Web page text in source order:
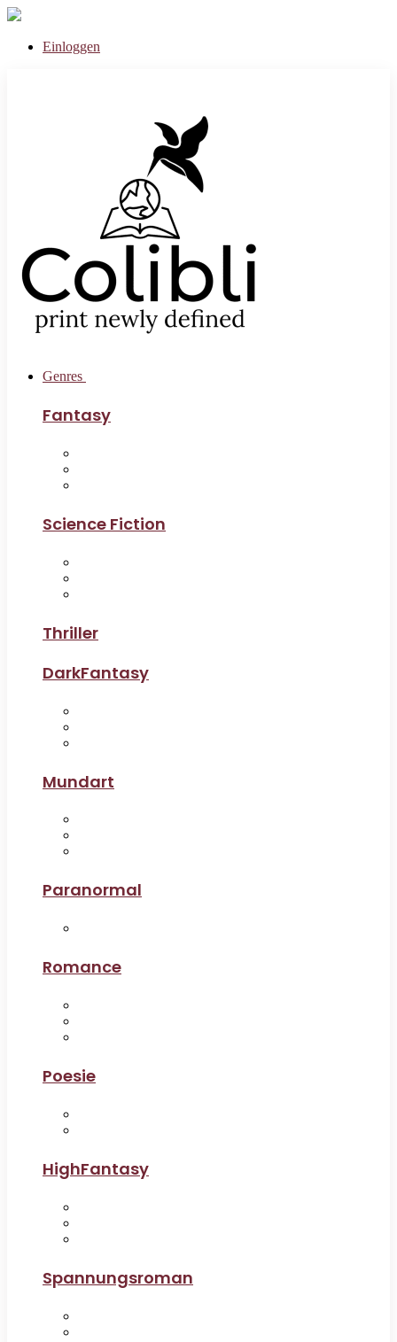
Einloggen
Genres
Fantasy
Science Fiction
Thriller
DarkFantasy
Mundart
Paranormal
Romance
Poesie
HighFantasy
Spannungsroman